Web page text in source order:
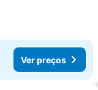
Ver preços